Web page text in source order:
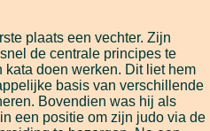
plaats een vechter. Zijn
de centrale principes te
kata doen werken. Dit liet hem
basis van verschillende
Bovendien was hij als
een positie om zijn judo via de